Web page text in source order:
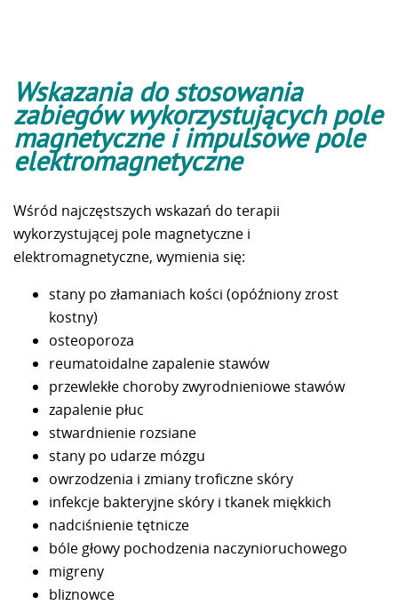
Wskazania do stosowania
zabiegów wykorzystujących pole
magnetyczne i impulsowe pole
elektromagnetyczne
Wśród najczęstszych wskazań do terapii
wykorzystującej pole magnetyczne i
elektromagnetyczne, wymienia się:
stany po złamaniach kości (opóźniony zrost
kostny)
osteoporoza
reumatoidalne zapalenie stawów
przewlekłe choroby zwyrodnieniowe stawów
zapalenie płuc
stwardnienie rozsiane
stany po udarze mózgu
owrzodzenia i zmiany troficzne skóry
infekcje bakteryjne skóry i tkanek miękkich
nadciśnienie tętnicze
bóle głowy pochodzenia naczynioruchowego
migreny
bliznowce